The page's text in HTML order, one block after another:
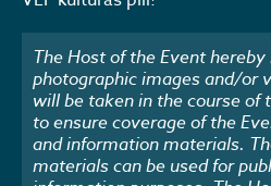
The Host of the Event
photographic images and/or
will be taken in the course of
to ensure coverage of the
and information materials.
materials can be used for